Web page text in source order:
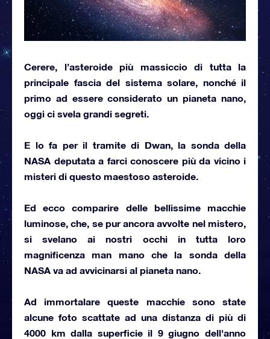
Cerere, l’asteroide più massiccio di tutta la
principale fascia del sistema solare, nonché il
primo ad essere considerato un pianeta nano,
oggi ci svela grandi segreti.
E lo fa per il tramite di Dwan, la sonda della
NASA deputata a farci conoscere più da vicino i
misteri di questo maestoso asteroide.
Ed ecco comparire delle bellissime macchie
luminose, che, se pur ancora avvolte nel mistero,
si svelano ai nostri occhi in tutta loro
magnificenza man mano che la sonda della
NASA va ad avvicinarsi al pianeta nano.
Ad immortalare queste macchie sono state
alcune foto scattate ad una distanza di più di
4000 km dalla superficie il 9 giugno dell'anno